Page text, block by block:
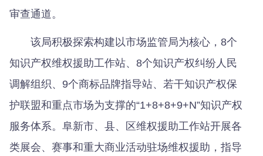
审查通道。
该局积极探索构建以市场监管局为核心，8个
知识产权维权援助工作站、8个知识产权纠纷人民
调解组织、9个商标品牌指导站、若干知识产权保
护联盟和重点市场为支撑的“1+8+8+9+N”知识产权
服务体系。阜新市、县、区维权援助工作站开展各
类展会、赛事和重大商业活动驻场维权援助，指导